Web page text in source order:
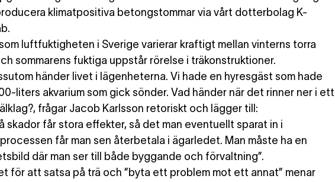
klimatpositiva betongstommar via vårt dotterbolag K-
luftfuktigheten i Sverige varierar kraftigt mellan vinterns torra
sommarens fuktiga uppstår rörelse i träkonstruktioner.
händer livet i lägenheterna. Vi hade en hyresgäst som hade
liters akvarium som gick sönder. Vad händer när det rinner ner i ett
frågar Jacob Karlsson retoriskt och lägger till:
skador får stora effekter, så det man eventuellt sparat in i
får man sen återbetala i ägarledet. Man måste ha en
där man ser till både byggande och förvaltning”.
för att satsa på trä och ”byta ett problem mot ett annat” menar